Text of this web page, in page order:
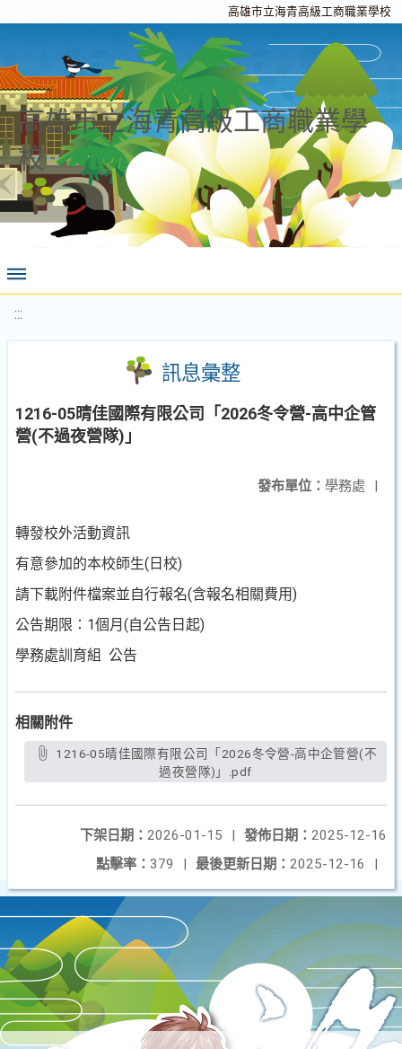
高雄市立海青高級工商職業學校
高雄市立海青高級工商職業學
校
:::
訊息彙整
1216-05晴佳國際有限公司「2026冬令營-高中企管
營(不過夜營隊)」
發布單位： 學務處 |
轉發校外活動資訊
有意參加的本校師生(日校)
請下載附件檔案並自行報名(含報名相關費用)
公告期限：1個月(自公告日起)
學務處訓育組 公告
相關附件
過夜營隊)」.pdf
發佈日期： 2025-12-16
下架日期： 2026-01-15
|
最後更新日期： 2025-12-16 |
點擊率： 379 |